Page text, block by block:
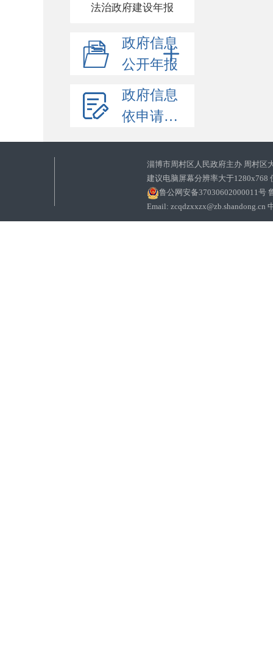
法治政府建设年报
政府信息
公开年报
政府信息
依申请公开
淄博市周村区人民政府主办 周村区
建议电脑屏幕分辨率大于1280x768
鲁公网安备37030602000011号
Email: zcqdzxxzx@zb.shandong.cn